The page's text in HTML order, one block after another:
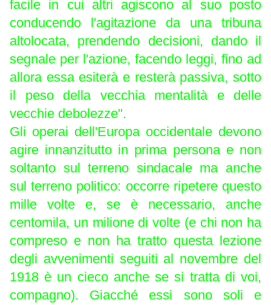
facile in cui altri agiscono al suo posto
conducendo l'agitazione da una tribuna
altolocata, prendendo decisioni, dando il
segnale per l'azione, facendo leggi, fino ad
allora essa esiterà e resterà passiva, sotto
il peso della vecchia mentalità e delle
vecchie debolezze".
Gli operai dell'Europa occidentale devono
agire innanzitutto in prima persona e non
soltanto sul terreno sindacale ma anche
sul terreno politico: occorre ripetere questo
mille volte e, se è necessario, anche
centomila, un milione di volte (e chi non ha
compreso e non ha tratto questa lezione
degli avvenimenti seguiti al novembre del
1918 è un cieco anche se si tratta di voi,
compagno). Giacché essi sono soli e